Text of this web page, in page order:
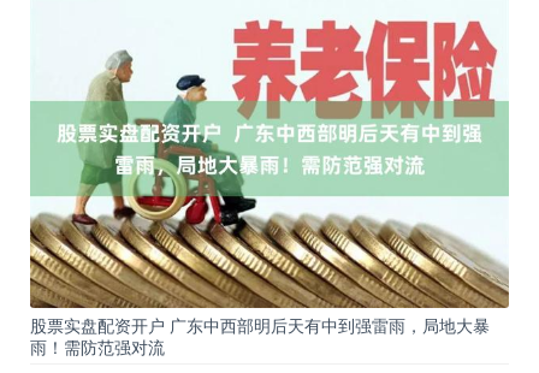
网上交易股票平台 智通财经APP获悉，周一，亚马逊(AMZN.US)宣布
与玻璃和光纤技术制造商康宁(GLW.US)达成了
股票实盘配资开户 广东中西部明后天有中到强雷雨，局地大暴
雨！需防范强对流